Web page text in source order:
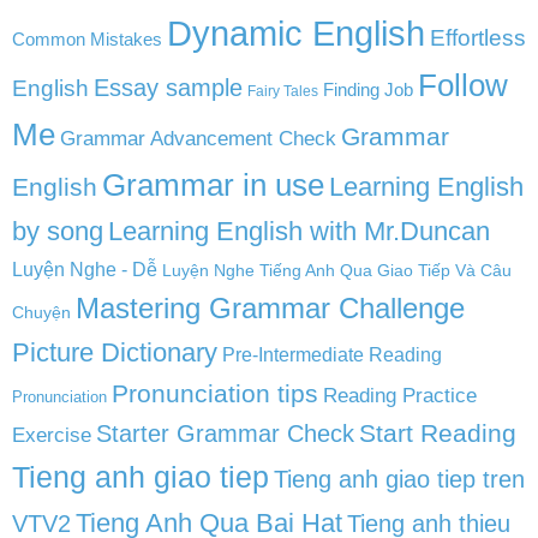
Common Mistakes Dynamic English Effortless
English Essay sample Fairy Tales Finding Job Follow
Me Grammar Advancement Check Grammar
English Grammar in use Learning English
by song Learning English with Mr.Duncan
Luyện Nghe - Dễ Luyện Nghe Tiếng Anh Qua Giao Tiếp Và Câu
Chuyện Mastering Grammar Challenge
Picture Dictionary Pre-Intermediate Reading
Pronunciation Pronunciation tips Reading Practice
Exercise Starter Grammar Check Start Reading
Tieng anh giao tiep Tieng anh giao tiep tren
VTV2 Tieng Anh Qua Bai HatTieng anh thieu